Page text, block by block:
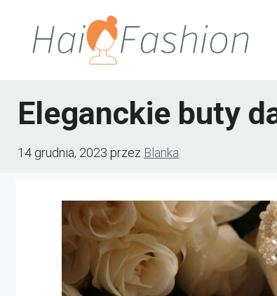
Eleganckie buty
14 grudnia, 2023 przez Blanka